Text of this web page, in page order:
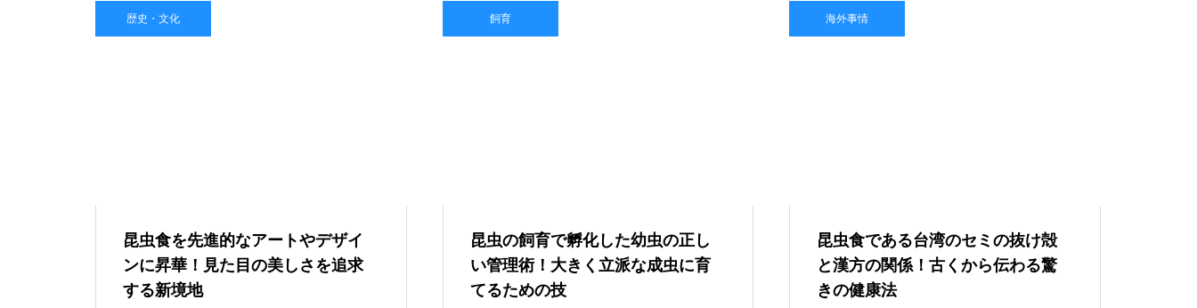
歴史・文化
昆虫食を先進的なアートやデザイ
ンに昇華！見た目の美しさを追求
する新境地
飼育
昆虫の飼育で孵化した幼虫の正し
い管理術！大きく立派な成虫に育
てるための技
海外事情
昆虫食である台湾のセミの抜け殻
と漢方の関係！古くから伝わる驚
きの健康法